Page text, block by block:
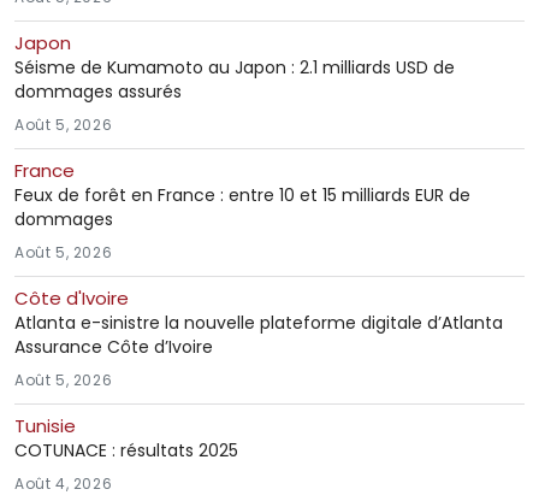
Japon
Séisme de Kumamoto au Japon : 2.1 milliards USD de
dommages assurés
Août 5, 2026
France
Feux de forêt en France : entre 10 et 15 milliards EUR de
dommages
Août 5, 2026
Côte d'Ivoire
Atlanta e-sinistre la nouvelle plateforme digitale d’Atlanta
Assurance Côte d’Ivoire
Août 5, 2026
Tunisie
COTUNACE : résultats 2025
Août 4, 2026